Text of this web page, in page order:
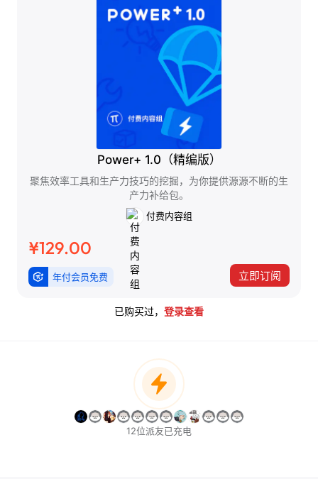
Power+ 1.0（精编版）
聚焦效率工具和生产力技巧的挖掘，为你提供源源不断的生
产力补给包。
付费内容组
¥129.00
年付会员免费 立即订阅
已购买过， 登录查看
12位派友已充电